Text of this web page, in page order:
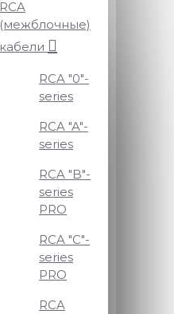
RCA
(межблочные)
кабели
RCA "0"-
series
RCA "A"-
series
RCA "B"-
series
PRO
RCA "C"-
series
PRO
RCA